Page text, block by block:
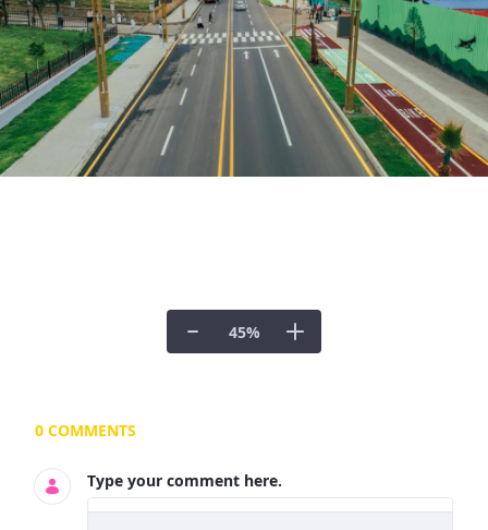
45%
Documents and Media
0 COMMENTS
Type your comment here.